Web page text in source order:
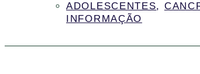
ADOLESCENTES,
INFORMAÇÃO